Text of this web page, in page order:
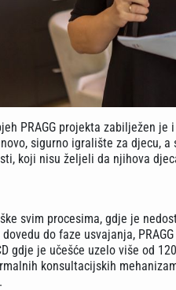
PRAGG projekta zabilježen
sigurno igralište za djecu,
koji nisu željeli da njihova
svim procesima, gdje je
do faze usvajanja,
gdje je učešće uzelo više od
konsultacijskih